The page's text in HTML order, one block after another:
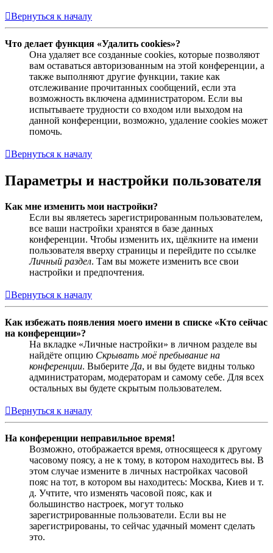
Вернуться к началу
Что делает функция «Удалить cookies»?
Она удаляет все созданные cookies, которые позволяют
вам оставаться авторизованным на этой конференции, а
также выполняют другие функции, такие как
отслеживание прочитанных сообщений, если эта
возможность включена администратором. Если вы
испытываете трудности со входом или выходом на
данной конференции, возможно, удаление cookies может
помочь.
Вернуться к началу
Параметры и настройки пользователя
Как мне изменить мои настройки?
Если вы являетесь зарегистрированным пользователем,
все ваши настройки хранятся в базе данных
конференции. Чтобы изменить их, щёлкните на имени
пользователя вверху страницы и перейдите по ссылке
Личный раздел. Там вы можете изменить все свои
настройки и предпочтения.
Вернуться к началу
Как избежать появления моего имени в списке «Кто сейчас
на конференции»?
На вкладке «Личные настройки» в личном разделе вы
найдёте опцию Скрывать моё пребывание на
конференции. Выберите Да, и вы будете видны только
администраторам, модераторам и самому себе. Для всех
остальных вы будете скрытым пользователем.
Вернуться к началу
На конференции неправильное время!
Возможно, отображается время, относящееся к другому
часовому поясу, а не к тому, в котором находитесь вы. В
этом случае измените в личных настройках часовой
пояс на тот, в котором вы находитесь: Москва, Киев и т.
д. Учтите, что изменять часовой пояс, как и
большинство настроек, могут только
зарегистрированные пользователи. Если вы не
зарегистрированы, то сейчас удачный момент сделать
это.